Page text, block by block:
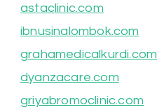
astaclinic.com
ibnusinalombok.com
grahamedicalkurdi.com
dyanzacare.com
griyabromoclinic.com